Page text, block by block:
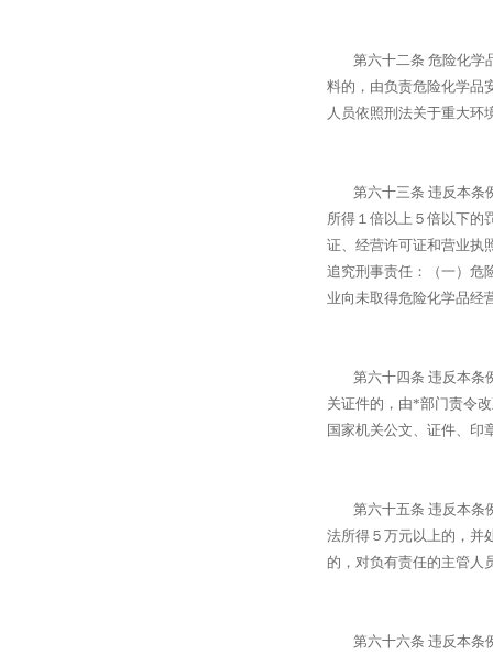
第六十二条 危险化学品
料的，由负责危险化学品
人员依照刑法关于重大环
第六十三条 违反本条例
所得１倍以上５倍以下的
证、经营许可证和营业执
追究刑事责任：（一）危
业向未取得危险化学品经
第六十四条 违反本条例
关证件的，由*部门责令
国家机关公文、证件、印
第六十五条 违反本条例
法所得５万元以上的，并
的，对负有责任的主管人
第六十六条 违反本条例